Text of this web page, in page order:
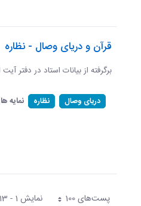
قرآن و دریای وصال - نظاره
برگرفته از بیانات استاد در دفتر آیت
دریای وصال نظاره نمایه
پست‌‌های 100هر صفحه نمایش 1 - 13 از 13 نتیجه